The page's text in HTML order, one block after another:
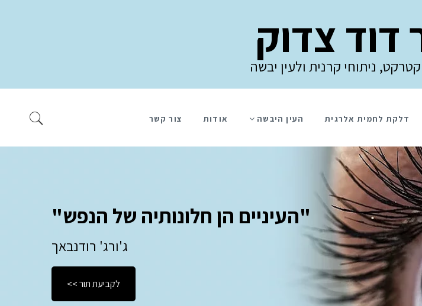
דוד צדוק
ניתוחי קרנית ולעין יבשה
דלקת לחמית אלרגית העין היבשה אודות צור קשר
"העיניים הן חלונותיה של הנפש"
ג'ורג' רודנבאך
<< לקביעת תור